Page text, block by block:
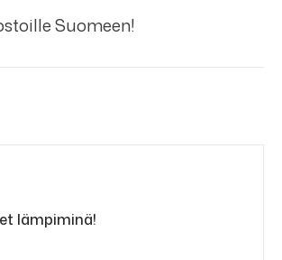
Suomeen!
lämpiminä!